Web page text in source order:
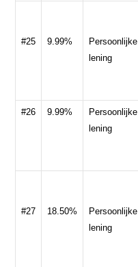
#25 9.99%
Persoonlijke
lening
#26 9.99%
Persoonlijke
lening
#27 18.50%
Persoonlijke
lening